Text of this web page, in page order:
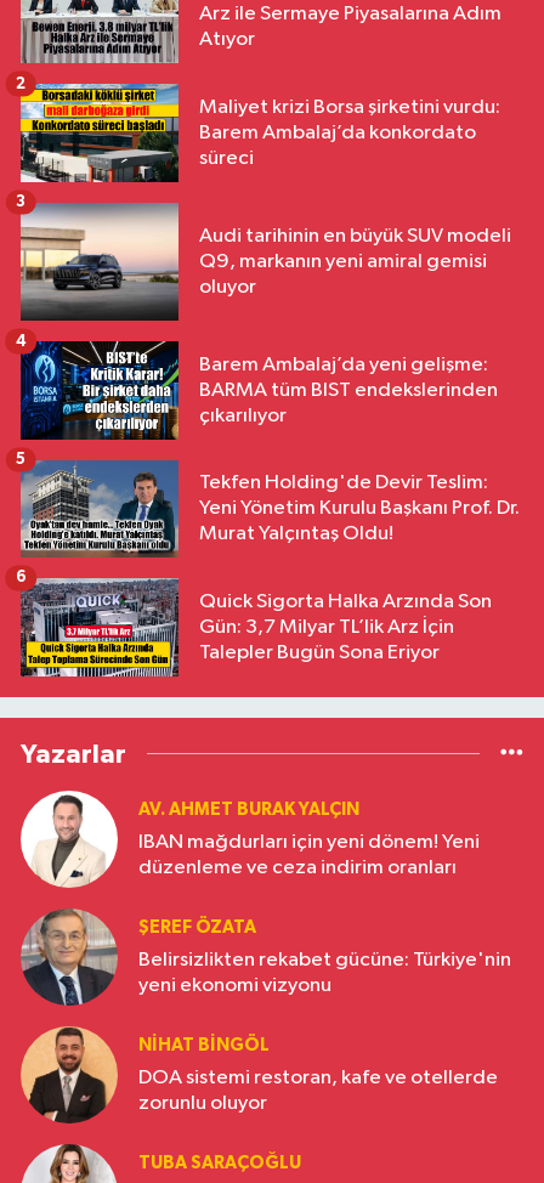
Arz ile Sermaye Piyasalarına Adım
Atıyor
Maliyet krizi Borsa şirketini vurdu:
Barem Ambalaj’da konkordato
süreci
2
Audi tarihinin en büyük SUV modeli
Q9, markanın yeni amiral gemisi
oluyor
3
Barem Ambalaj’da yeni gelişme:
BARMA tüm BIST endekslerinden
çıkarılıyor
4
Tekfen Holding'de Devir Teslim:
Yeni Yönetim Kurulu Başkanı Prof. Dr.
Murat Yalçıntaş Oldu!
5
Quick Sigorta Halka Arzında Son
Gün: 3,7 Milyar TL’lik Arz İçin
Talepler Bugün Sona Eriyor
6
Yazarlar
AV. AHMET BURAK YALÇIN
IBAN mağdurları için yeni dönem! Yeni
düzenleme ve ceza indirim oranları
ŞEREF ÖZATA
Belirsizlikten rekabet gücüne: Türkiye'nin
yeni ekonomi vizyonu
NIHAT BINGÖL
DOA sistemi restoran, kafe ve otellerde
zorunlu oluyor
TUBA SARAÇOĞLU